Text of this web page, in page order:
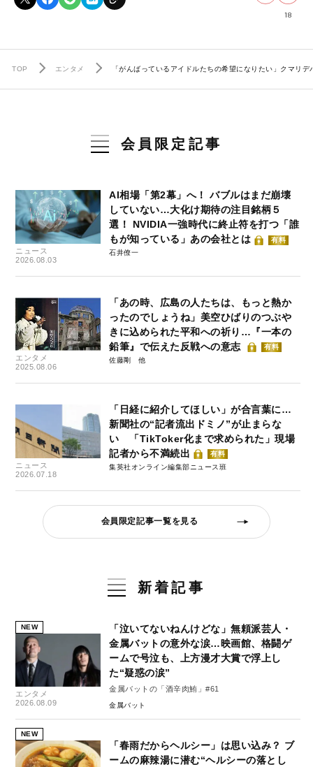
18
TOP エンタメ 「がんばっているアイドルたちの希望になりたい」クマリ
会員限定記事
ニュース
2026.08.03
AI相場「第2幕」へ！ バブルはまだ崩壊
していない…大化け期待の注目銘柄５
選！ NVIDIA一強時代に終止符を打つ「誰
もが知っている」あの会社とは
有料
石井僚一
エンタメ
2025.08.06
「あの時、広島の人たちは、もっと熱か
ったのでしょうね」美空ひばりのつぶや
きに込められた平和への祈り…『一本の
鉛筆』で伝えた反戦への意志
有料
佐藤剛
ニュース
2026.07.18
「日経に紹介してほしい」が合言葉に…
新聞社の“記者流出ドミノ”が止まらな
い 「TikToker化まで求められた」現場
記者から不満続出
有料
集英社オンライン編集部ニュース班
会員限定記事一覧を見る
新着記事
NEW
エンタメ
2026.08.09
「泣いてないねんけどな」無頼派芸人・
金属バットの意外な涙…映画館、格闘ゲ
ームで号泣も、上方漫才大賞で浮上し
た“疑惑の涙”
金属バットの「酒辛肉鮪」#61
金属バット
NEW
「春雨だからヘルシー」は思い込み？ ブ
ームの麻辣湯に潜む“ヘルシーの落とし